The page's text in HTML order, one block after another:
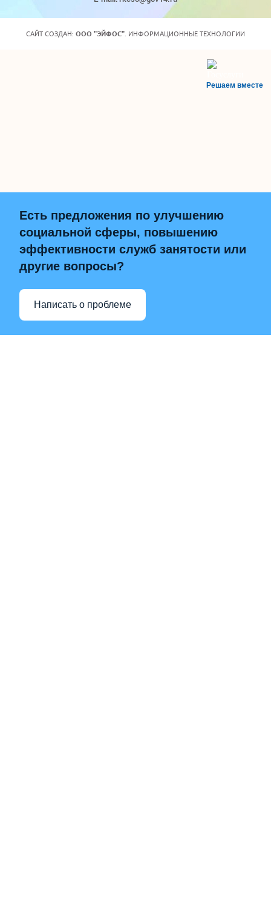
САЙТ СОЗДАН: ООО "ЭЙФОС" . ИНФОРМАЦИОННЫЕ ТЕХНОЛОГИИ
Решаем вместе
Есть предложения по улучшению
социальной сферы, повышению
эффективности служб занятости или
другие вопросы?
Написать о проблеме